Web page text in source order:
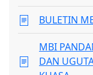
BULETIN
MBI
DAN